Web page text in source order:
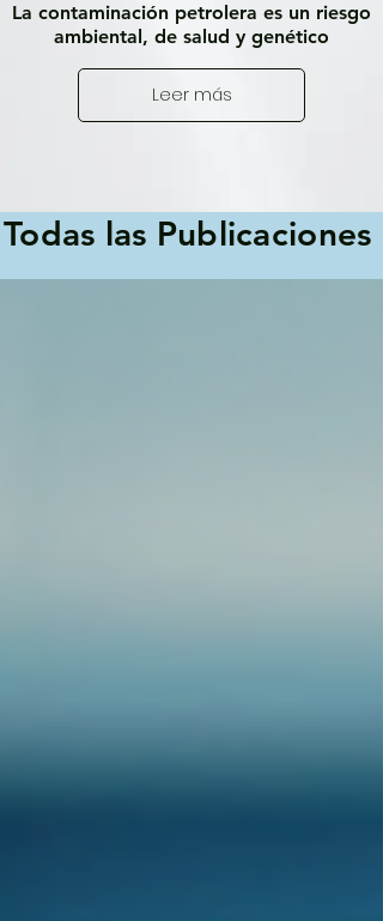
La contaminación petrolera es un riesgo
ambiental, de salud y genético
Leer más
Todas las Publicaciones